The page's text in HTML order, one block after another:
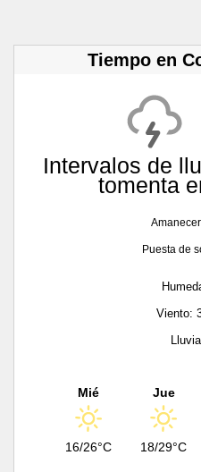
Tiempo en
Intervalos de
tomenta
Puesta de
Viento:
Mié
16/26°C
Jue
18/29°C